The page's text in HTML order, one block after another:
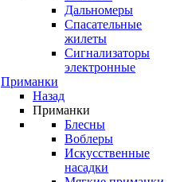
Дальномеры
Спасательные
жилеты
Сигнализаторы
электронные
Приманки
Назад
Приманки
Блесны
Воблеры
Искусственные
насадки